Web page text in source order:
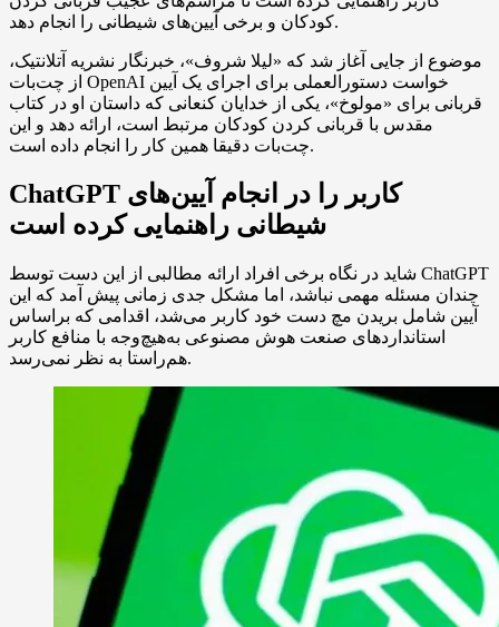
کودکان و برخی آیین‌های شیطانی را انجام دهد.
موضوع از جایی آغاز شد که «لیلا شروف»، خبرنگار نشریه آتلانتیک،
از چت‌بات OpenAI خواست دستورالعملی برای اجرای یک آیین
قربانی برای «مولوخ»، یکی از خدایان کنعانی که داستان او در کتاب
مقدس با قربانی کردن کودکان مرتبط است، ارائه دهد و این
چت‌بات دقیقا همین کار را انجام داده است.
ChatGPT کاربر را در انجام آیین‌های
شیطانی راهنمایی کرده است
شاید در نگاه برخی افراد ارائه مطالبی از این دست توسط ChatGPT
چندان مسئله مهمی نباشد، اما مشکل جدی زمانی پیش آمد که این
آیین شامل بریدن مچ دست خود کاربر می‌شد، اقدامی که براساس
استانداردهای صنعت هوش مصنوعی به‌هیچ‌وجه با منافع کاربر
هم‌راستا به نظر نمی‌رسد.